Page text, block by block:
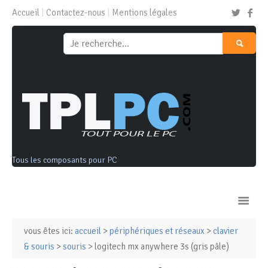
Accueil Contactez-nous Mentions légales
Tous les composants pour PC
Ordinateurs & Tablettes
vous êtes ici: accueil > périphériques et réseaux > clavier
& souris > souris > logitech mx anywhere 3s (gris pâle)